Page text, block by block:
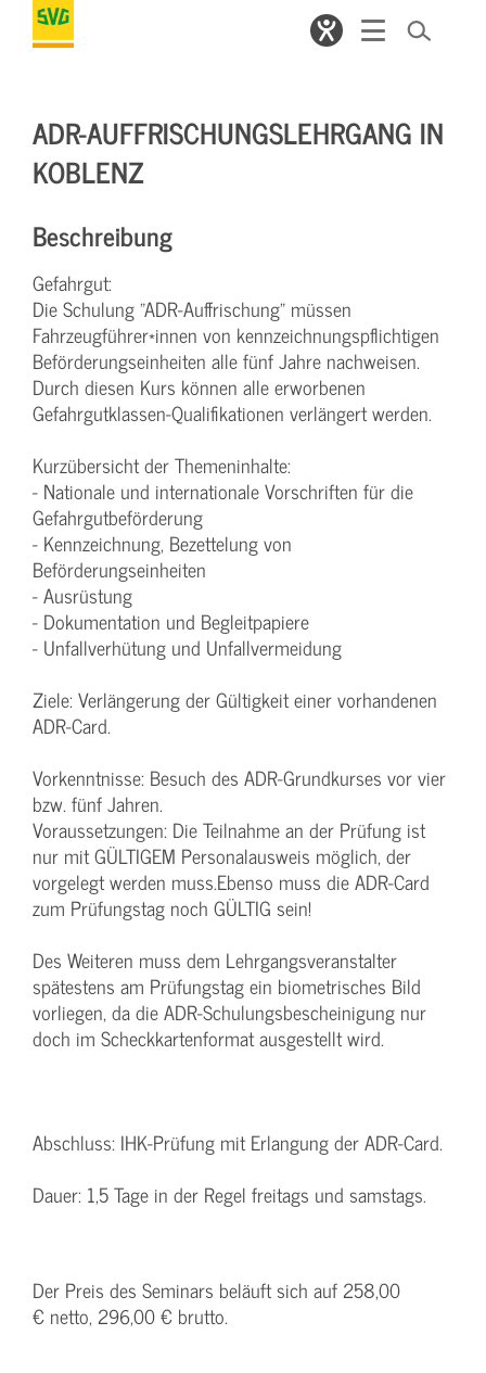
ADR-AUFFRISCHUNGSLEHRGANG IN
KOBLENZ
Beschreibung
Gefahrgut:
Die Schulung "ADR-Auffrischung" müssen
Fahrzeugführer*innen von kennzeichnungspflichtigen
Beförderungseinheiten alle fünf Jahre nachweisen.
Durch diesen Kurs können alle erworbenen
Gefahrgutklassen-Qualifikationen verlängert werden.
Kurzübersicht der Themeninhalte:
- Nationale und internationale Vorschriften für die
Gefahrgutbeförderung
- Kennzeichnung, Bezettelung von
Beförderungseinheiten
- Ausrüstung
- Dokumentation und Begleitpapiere
- Unfallverhütung und Unfallvermeidung
Ziele: Verlängerung der Gültigkeit einer vorhandenen
ADR-Card.
Vorkenntnisse: Besuch des ADR-Grundkurses vor vier
bzw. fünf Jahren.
Voraussetzungen: Die Teilnahme an der Prüfung ist
nur mit GÜLTIGEM Personalausweis möglich, der
vorgelegt werden muss.Ebenso muss die ADR-Card
zum Prüfungstag noch GÜLTIG sein!
Des Weiteren muss dem Lehrgangsveranstalter
spätestens am Prüfungstag ein biometrisches Bild
vorliegen, da die ADR-Schulungsbescheinigung nur
doch im Scheckkartenformat ausgestellt wird.
Abschluss: IHK-Prüfung mit Erlangung der ADR-Card.
Dauer: 1,5 Tage in der Regel freitags und samstags.
Der Preis des Seminars beläuft sich auf 258,00
€ netto, 296,00 € brutto.